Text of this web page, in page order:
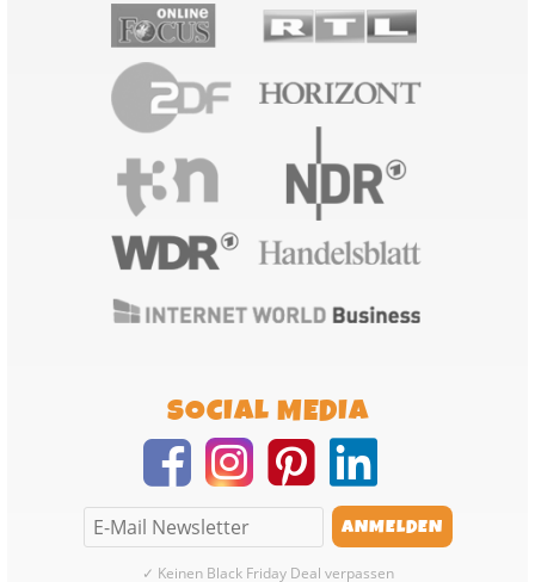
SOCIAL MEDIA
✓ Keinen Black Friday Deal verpassen